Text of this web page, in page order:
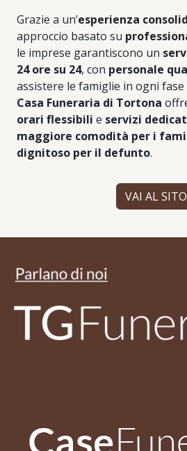
Grazie a un’esperienza
approccio basato su
le imprese garantiscono un
24 ore su 24, con personale
assistere le famiglie in ogni fase
Casa Funeraria di Tortona
orari flessibili e servizi
maggiore comodità per i
dignitoso per il defunto.
VAI AL SITO